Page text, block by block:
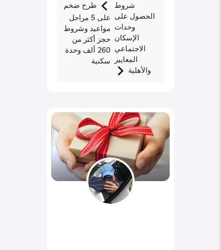
طرح ضخم
على 5 مراحل
مواعيد وشروط
حجز أكثر من
260 ألف وحدة
سكنية
شروط
الحصول على
وحدات
الإسكان
الاجتماعي
المعايير
والأهلية